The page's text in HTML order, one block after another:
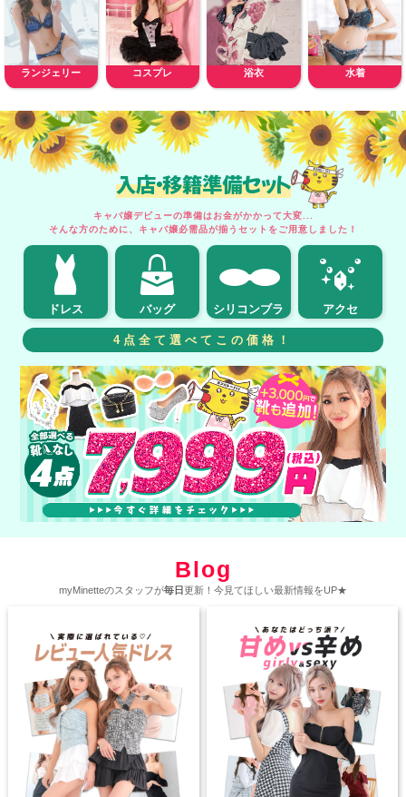
ランジェリー コスプレ 浴衣 水着
入店・移籍準備セット
キャバ嬢デビューの準備はお金がかかって大変...
そんな方のために、キャバ嬢必需品が揃うセットをご用意しました！
ドレス バッグ シリコンブラ アクセ
4点全て選べてこの価格！
Blog
myMinetteのスタッフが毎日 更新！今見てほしい最新情報をUP★